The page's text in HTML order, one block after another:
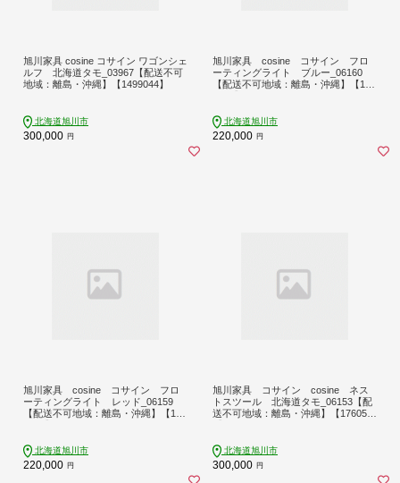
旭川家具 cosine コサイン ワゴンシェ
ルフ 北海道タモ_03967【配送不可
地域：離島・沖縄】【1499044】
北海道旭川市
300,000 円
旭川家具 cosine コサイン フロ
ーティングライト ブルー_06160
【配送不可地域：離島・沖縄】【176
北海道旭川市
220,000 円
旭川家具 cosine コサイン フロ
ーティングライト レッド_06159
【配送不可地域：離島・沖縄】【176
北海道旭川市
220,000 円
旭川家具 コサイン cosine ネス
トスツール 北海道タモ_06153【配
送不可地域：離島・沖縄】【176057
北海道旭川市
300,000 円